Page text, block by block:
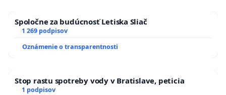
Spoločne za budúcnosť Letiska Sliač
1 269 podpisov
Oznámenie o transparentnosti
Stop rastu spotreby vody v Bratislave, peticia
1 podpisov